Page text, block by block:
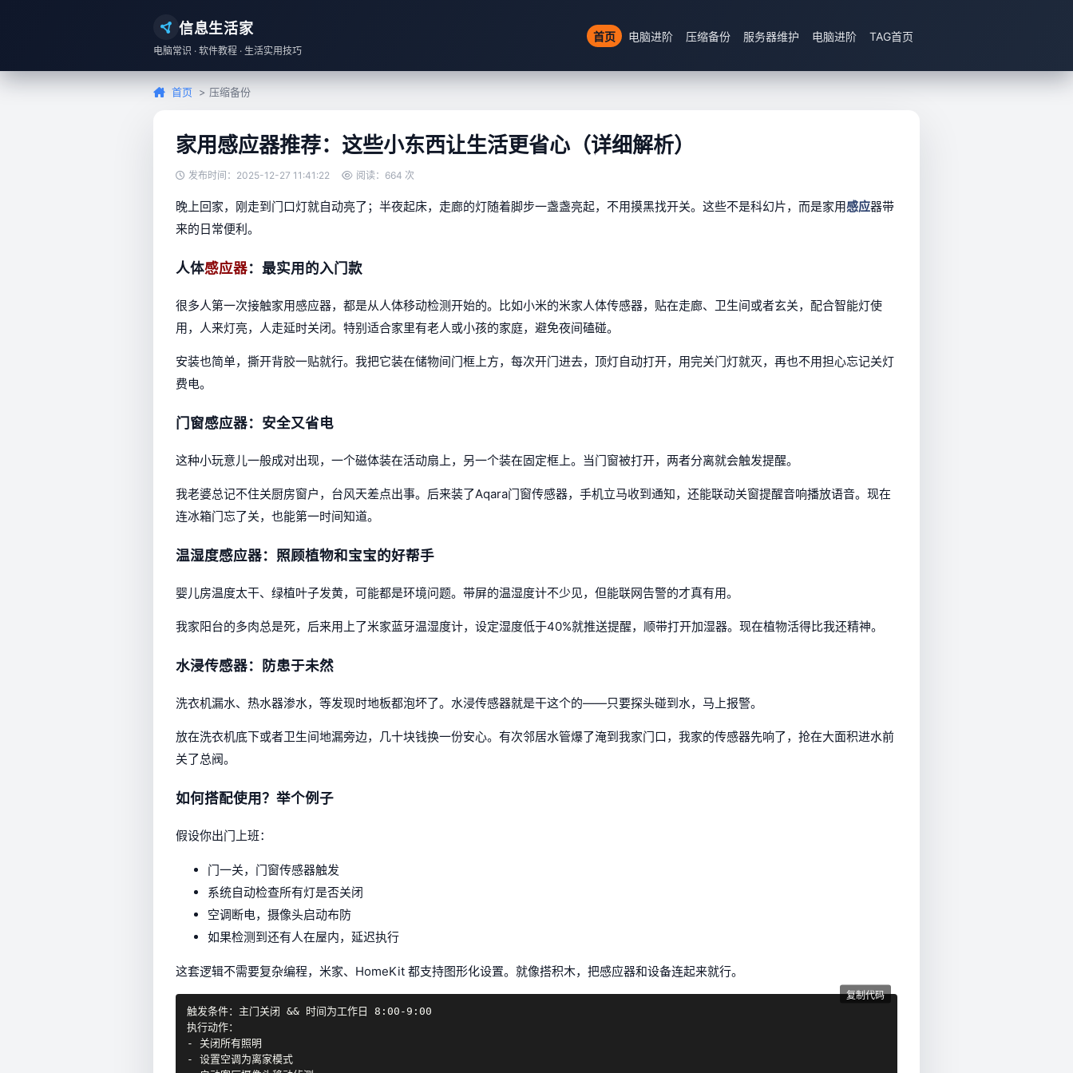
信息生活家
电脑常识 · 软件教程 · 生活实用技巧
首页 电脑进阶 压缩备份 服务器维护 电脑进阶 TAG首页
首页 > 压缩备份
家用感应器推荐：这些小东西让生活更省心（详细解析）
发布时间：2025-12-27 11:41:22 阅读：664 次
晚上回家，刚走到门口灯就自动亮了；半夜起床，走廊的灯随着脚步一盏盏亮起，不用摸黑找开关。这些不是科幻片，而是家用感应器带
来的日常便利。
人体感应器：最实用的入门款
很多人第一次接触家用感应器，都是从人体移动检测开始的。比如小米的米家人体传感器，贴在走廊、卫生间或者玄关，配合智能灯使
用，人来灯亮，人走延时关闭。特别适合家里有老人或小孩的家庭，避免夜间磕碰。
安装也简单，撕开背胶一贴就行。我把它装在储物间门框上方，每次开门进去，顶灯自动打开，用完关门灯就灭，再也不用担心忘记关灯
费电。
门窗感应器：安全又省电
这种小玩意儿一般成对出现，一个磁体装在活动扇上，另一个装在固定框上。当门窗被打开，两者分离就会触发提醒。
我老婆总记不住关厨房窗户，台风天差点出事。后来装了Aqara门窗传感器，手机立马收到通知，还能联动关窗提醒音响播放语音。现在
连冰箱门忘了关，也能第一时间知道。
温湿度感应器：照顾植物和宝宝的好帮手
婴儿房温度太干、绿植叶子发黄，可能都是环境问题。带屏的温湿度计不少见，但能联网告警的才真有用。
我家阳台的多肉总是死，后来用上了米家蓝牙温湿度计，设定湿度低于40%就推送提醒，顺带打开加湿器。现在植物活得比我还精神。
水浸传感器：防患于未然
洗衣机漏水、热水器渗水，等发现时地板都泡坏了。水浸传感器就是干这个的——只要探头碰到水，马上报警。
放在洗衣机底下或者卫生间地漏旁边，几十块钱换一份安心。有次邻居水管爆了淹到我家门口，我家的传感器先响了，抢在大面积进水前
关了总阀。
如何搭配使用？举个例子
假设你出门上班：
门一关，门窗传感器触发
系统自动检查所有灯是否关闭
空调断电，摄像头启动布防
如果检测到还有人在屋内，延迟执行
这套逻辑不需要复杂编程，米家、HomeKit 都支持图形化设置。就像搭积木，把感应器和设备连起来就行。
复制代码
触发条件：主门关闭 && 时间为工作日 8:00-9:00
执行动作：
- 关闭所有照明
- 设置空调为离家模式